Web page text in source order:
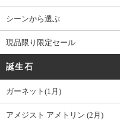
シーンから選ぶ
現品限り限定セール
誕生石
ガーネット(1月)
アメジスト アメトリン (2月)